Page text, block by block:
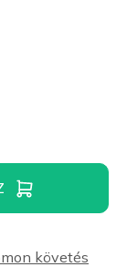
követés